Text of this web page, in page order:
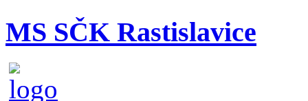
MS SČK Rastislavice